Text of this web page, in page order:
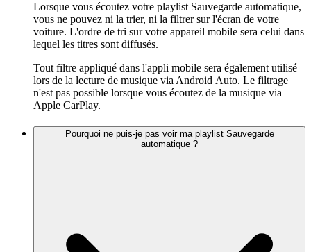
Lorsque vous écoutez votre playlist Sauvegarde automatique,
vous ne pouvez ni la trier, ni la filtrer sur l'écran de votre
voiture. L'ordre de tri sur votre appareil mobile sera celui dans
lequel les titres sont diffusés.
Tout filtre appliqué dans l'appli mobile sera également utilisé
lors de la lecture de musique via Android Auto. Le filtrage
n'est pas possible lorsque vous écoutez de la musique via
Apple CarPlay.
Pourquoi ne puis-je pas voir ma playlist Sauvegarde
automatique ?